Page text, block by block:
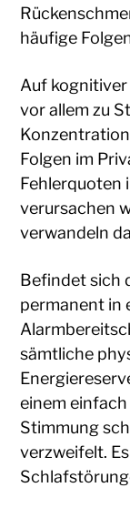
häufige
Auf kognitiver
vor allem zu
Folgen im
Fehlerquoten
verursachen
verwandeln
Befindet sich
permanent in
sämtliche
einem
Stimmung
verzweifelt.